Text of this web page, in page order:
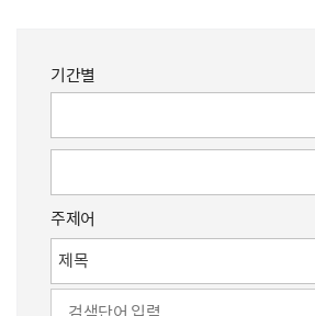
기간별
주제어